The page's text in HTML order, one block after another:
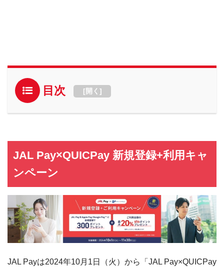
目次 [開く ]
JAL Pay×QUICPay 新規登録+利用キャ
ンペーン
JAL Payは2024年10月1日（火）から「JAL Pay×QUICPay